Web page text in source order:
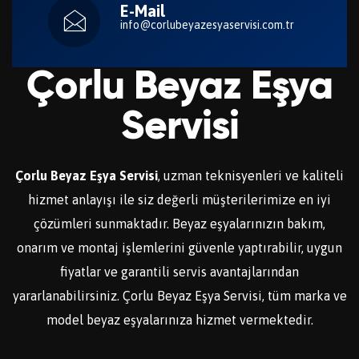
E-Mail
info@corlubeyazesyaservisi.com.tr
Çorlu Beyaz Eşya
Servisi
Çorlu Beyaz Eşya Servisi, uzman teknisyenleri ve kaliteli
hizmet anlayışı ile siz değerli müşterilerimize en iyi
çözümleri sunmaktadır. Beyaz eşyalarınızın bakım,
onarım ve montaj işlemlerini güvenle yaptırabilir, uygun
fiyatlar ve garantili servis avantajlarından
yararlanabilirsiniz. Çorlu Beyaz Eşya Servisi, tüm marka ve
model beyaz eşyalarınıza hizmet vermektedir.